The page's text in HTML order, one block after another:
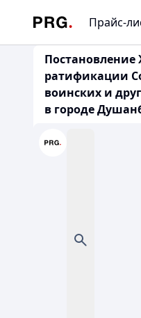
Прайс-
Постановление
ратификации
воинских и
в городе